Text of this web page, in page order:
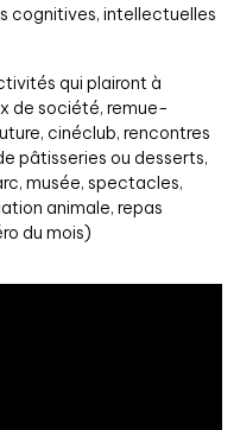
cognitives, intellectuelles
qui plairont à
de société, remue-
cinéclub, rencontres
pâtisseries ou desserts,
musée, spectacles,
animale, repas
du mois)